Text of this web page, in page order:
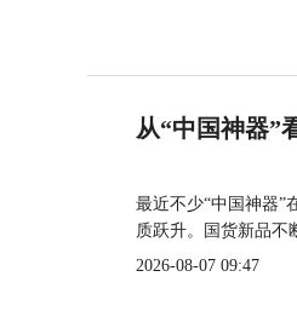
从“中国神器”
最近不少“中国神器”
质跃升。国货新品不
2026-08-07 09:47